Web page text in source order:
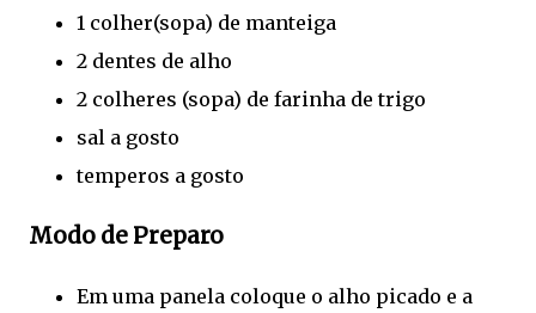
1 colher(sopa) de manteiga
2 dentes de alho
2 colheres (sopa) de farinha de trigo
sal a gosto
temperos a gosto
Modo de Preparo
Em uma panela coloque o alho picado e a